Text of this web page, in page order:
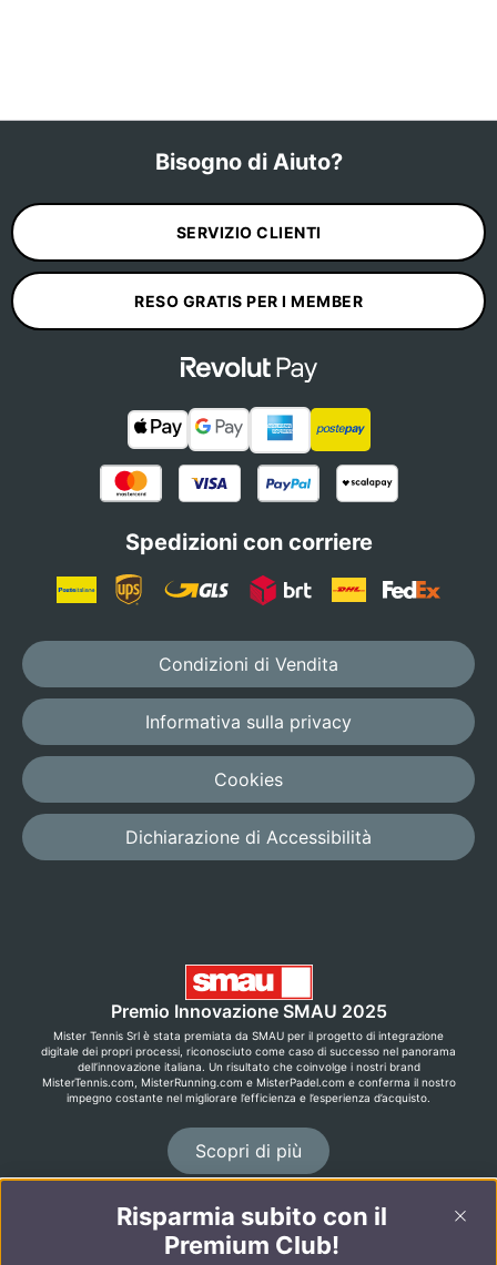
Bisogno di Aiuto?
SERVIZIO CLIENTI
RESO GRATIS PER I MEMBER
Spedizioni con corriere
Condizioni di Vendita
Informativa sulla privacy
Cookies
Dichiarazione di Accessibilità
Premio Innovazione SMAU 2025
Mister Tennis Srl è stata premiata da SMAU per il progetto di integrazione
digitale dei propri processi, riconosciuto come caso di successo nel panorama
dell’innovazione italiana. Un risultato che coinvolge i nostri brand
MisterTennis.com, MisterRunning.com e MisterPadel.com e conferma il nostro
impegno costante nel migliorare l’efficienza e l’esperienza d’acquisto.
Scopri di più
©2026 MisterRunning.com
Risparmia subito con il
Premium Club!